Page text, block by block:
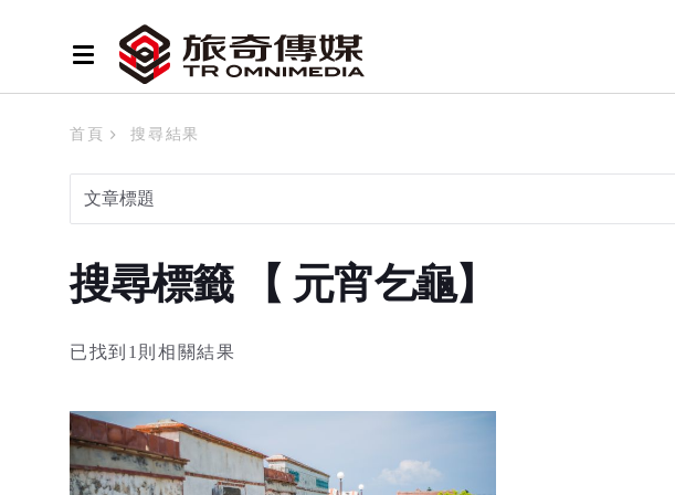
首頁 搜尋結果
搜尋標籤 【 元宵乞龜】
已找到1則相關結果